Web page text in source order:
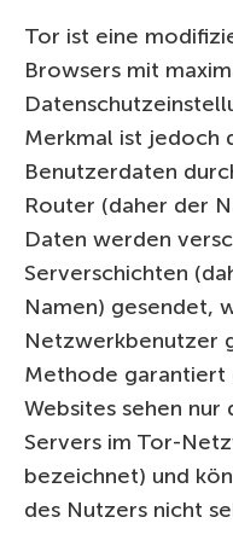
Tor ist eine
Browsers mit
Merkmal ist jedoch
Benutzerdaten
Router (daher der
Daten werden
Serverschichten
Namen) gesendet,
Netzwerkbenutzer
Methode garantiert
Websites sehen
Servers im Tor-
bezeichnet) und
des Nutzers nicht